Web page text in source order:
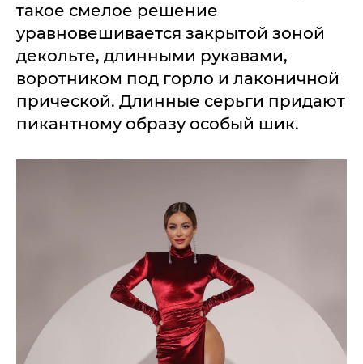
такое смелое решение
уравновешивается закрытой зоной
декольте, длинными рукавами,
воротником под горло и лаконичной
прической. Длинные серьги придают
пикантному образу особый шик.